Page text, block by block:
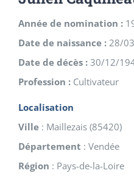
Année de nomination :
Date de naissance : 28/
Date de décès : 30/12/
Profession : Cultivateur
Localisation
Ville : Maillezais (85420)
Département : Vendée
Région : Pays-de-la-Loire